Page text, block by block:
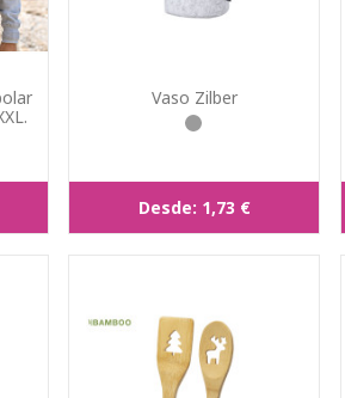
Vaso Zilber
Desde: 1,73 €